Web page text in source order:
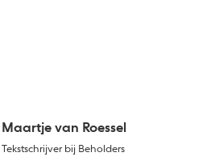
Maartje van Roessel
Tekstschrijver bij Beholders